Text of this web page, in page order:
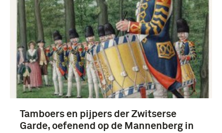
Tamboers en pijpers der Zwitserse
Garde, oefenend op de Mannenberg in